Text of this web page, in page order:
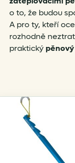
o to, že budou
A pro ty, kteří
rozhodně
praktický